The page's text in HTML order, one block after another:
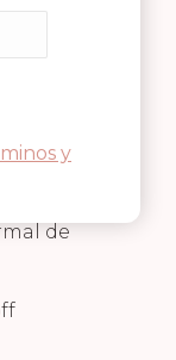
ni
de
y